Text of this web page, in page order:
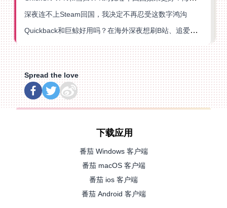
深夜连不上Steam回国，我决定不再忍受这数字鸿沟
Quickback和巨鲸好用吗？在海外深夜想刷B站、追爱奇艺的你，或许正需要这份答案
Spread the love
下载应用
番茄 Windows 客户端
番茄 macOS 客户端
番茄 ios 客户端
番茄 Android 客户端